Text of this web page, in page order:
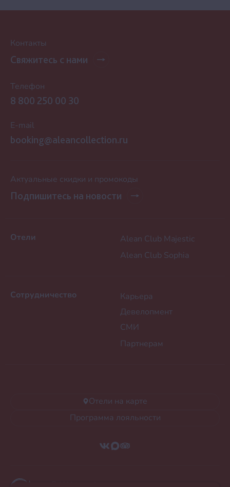
Контакты
Свяжитесь с нами
Телефон
8 800 250 00 30
E-mail
booking@aleancollection.ru
Актуальные скидки и промокоды
Подпишитесь на новости
Отели
Alean Club Majestic
Alean Club Sophiа
Сотрудничество
Карьера
Девелопмент
СМИ
Партнерам
Отели на карте
Программа лояльности